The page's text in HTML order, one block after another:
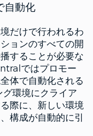
自動化
だけで行われるわ
ョンのすべての開
することが必要な
ではプロモー
体で自動化される
環境にクライア
際に、新しい環境
構成が自動的に引